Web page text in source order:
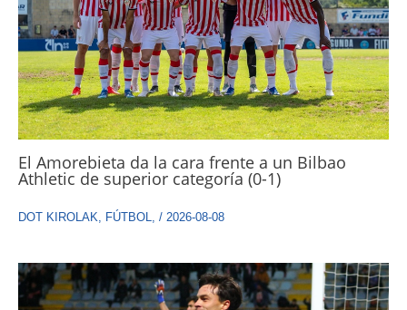
El Amorebieta da la cara frente a un Bilbao
Athletic de superior categoría (0-1)
DOT KIROLAK FÚTBOL / 2026-08-08